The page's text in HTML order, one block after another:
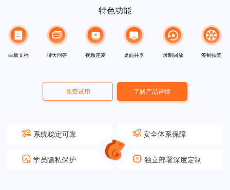
特色功能
白板文档 聊天问答 视频连麦 桌面共享 录制回放 签到抽奖
免费试用 了解产品详情
系统稳定可靠 安全体系保障
学员隐私保护 独立部署深度定制